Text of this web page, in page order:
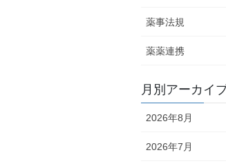
薬事法規
薬薬連携
月別アーカイ
2026年8月
2026年7月